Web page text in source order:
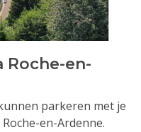
Roche-en-
parkeren met je
en-Ardenne.